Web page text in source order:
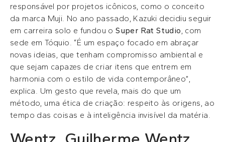
responsável por projetos icônicos, como o conceito
da marca Muji. No ano passado, Kazuki decidiu seguir
em carreira solo e fundou oSuper Rat Studio, com
sede em Tóquio. “É um espaço focado em abraçar
novas ideias, que tenham compromisso ambiental e
que sejam capazes de criar itens que entrem em
harmonia com o estilo de vida contemporâneo”,
explica. Um gesto que revela, mais do que um
método, uma ética de criação: respeito às origens, ao
tempo das coisas e à inteligência invisível da matéria.